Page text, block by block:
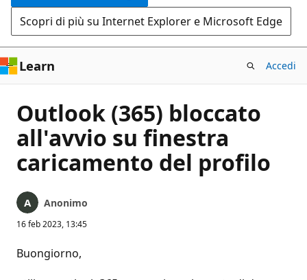
Scopri di più su Internet Explorer e Microsoft Edge
Learn Accedi
Outlook (365) bloccato
all'avvio su finestra
caricamento del profilo
Anonimo
16 feb 2023, 13:45
Buongiorno,